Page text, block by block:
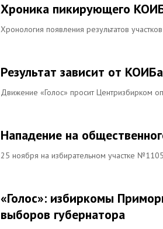
Хроника пикирующего
Хронология появления результатов
Результат зависит от
Движение «Голос» просит Центризбирком
Нападение на
25 ноября на избирательном участке
«Голос»: избиркомы
выборов губернатора